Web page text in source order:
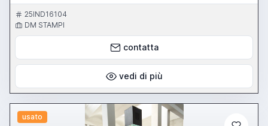
25IND16104
DM STAMPI
contatta
vedi di più
usato